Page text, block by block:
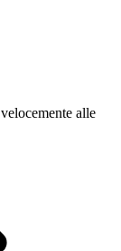
alle